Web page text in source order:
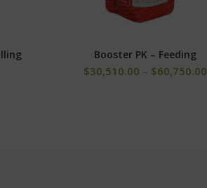
SELECCIONAR OPCIONES
Booster PK – Feeding
$30,510.00 – $60,750.00